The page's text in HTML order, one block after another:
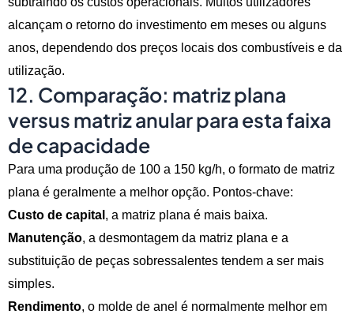
alcançam o retorno do investimento em meses ou alguns
anos, dependendo dos preços locais dos combustíveis e da
utilização.
12. Comparação: matriz plana
versus matriz anular para esta faixa
de capacidade
Para uma produção de 100 a 150 kg/h, o formato de matriz
plana é geralmente a melhor opção. Pontos-chave:
Custo de capital , a matriz plana é mais baixa.
Manutenção, a desmontagem da matriz plana e a
substituição de peças sobressalentes tendem a ser mais
simples.
Rendimento, o molde de anel é normalmente melhor em